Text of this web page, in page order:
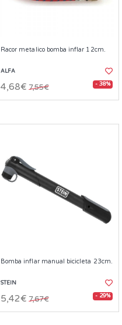
Racor metalico bomba inflar 12cm.
ALFA
4,68€ 7,55€ - 38%
Bomba inflar manual bicicleta 23cm.
STEIN
5,42€ 7,67€ - 29%